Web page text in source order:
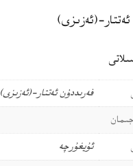
(ئەزىزى)
فەرىددۇن ئەتتار-(ئەزىزى)
ئۇيغۇرچە